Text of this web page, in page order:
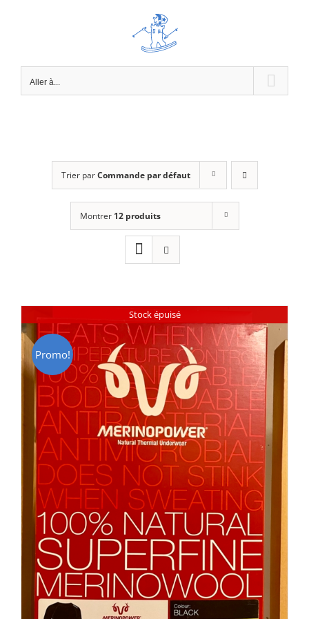
Aller à...
Trier parCommande par défaut
Montrer 12 produits
Stock épuisé
Promo!